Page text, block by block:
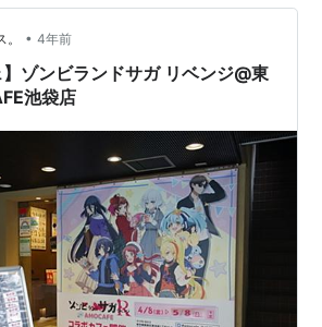
前日 大会１週間前からは1200㎉/日、
• 4年前
】ゾンビランドサガ リベンジ@東
池袋店